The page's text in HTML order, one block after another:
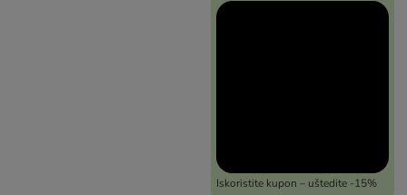
Iskoristite kupon – uštedite -15%